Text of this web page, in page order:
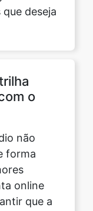
não
forma
online
que a
Não há